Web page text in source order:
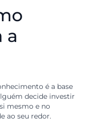
uma boa organização
ações para
no papel
e
exige;
materiais
variam muito entre os
em mãos, o poder